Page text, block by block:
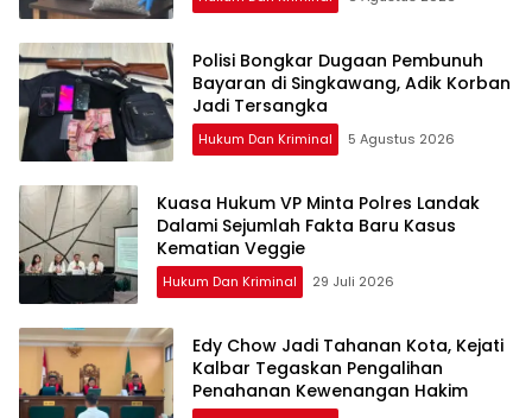
Polisi Bongkar Dugaan Pembunuh
Bayaran di Singkawang, Adik Korban
Jadi Tersangka
Hukum Dan Kriminal 5 Agustus 2026
Kuasa Hukum VP Minta Polres Landak
Dalami Sejumlah Fakta Baru Kasus
Kematian Veggie
Hukum Dan Kriminal 29 Juli 2026
Edy Chow Jadi Tahanan Kota, Kejati
Kalbar Tegaskan Pengalihan
Penahanan Kewenangan Hakim